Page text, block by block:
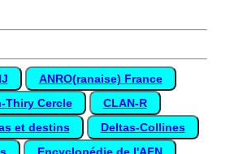
ANRO(ranaise) France
Thiry Cercle
CLAN-R
et destins
Deltas-Collines